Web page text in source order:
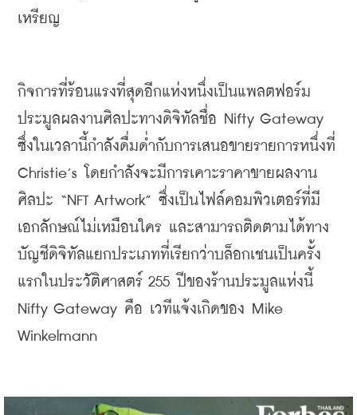
เหรียญ
กิจการที่ร้อนแรงที่สุดอีกแห่งหนึ่งเป็นแพลตฟอร์ม
ประมูลผลงานศิลปะทางดิจิทัลชื่อ
Christie’s
โดยกำลังจะมีการเคาะราคาขายผลงาน
ศิลปะ “NFT Artwork” ซึ่งเป็นไฟล์คอมพิวเตอร์ที่มี
เอกลักษณ์ไม่เหมือนใคร และสามารถติดตามได้ทาง
บัญชีดิจิทัลแยกประเภทที่เรียกว่าบล็อกเชนเป็นครั้ง
Nifty Gateway คือ เวทีแจ้งเกิดของ
Winkelmann